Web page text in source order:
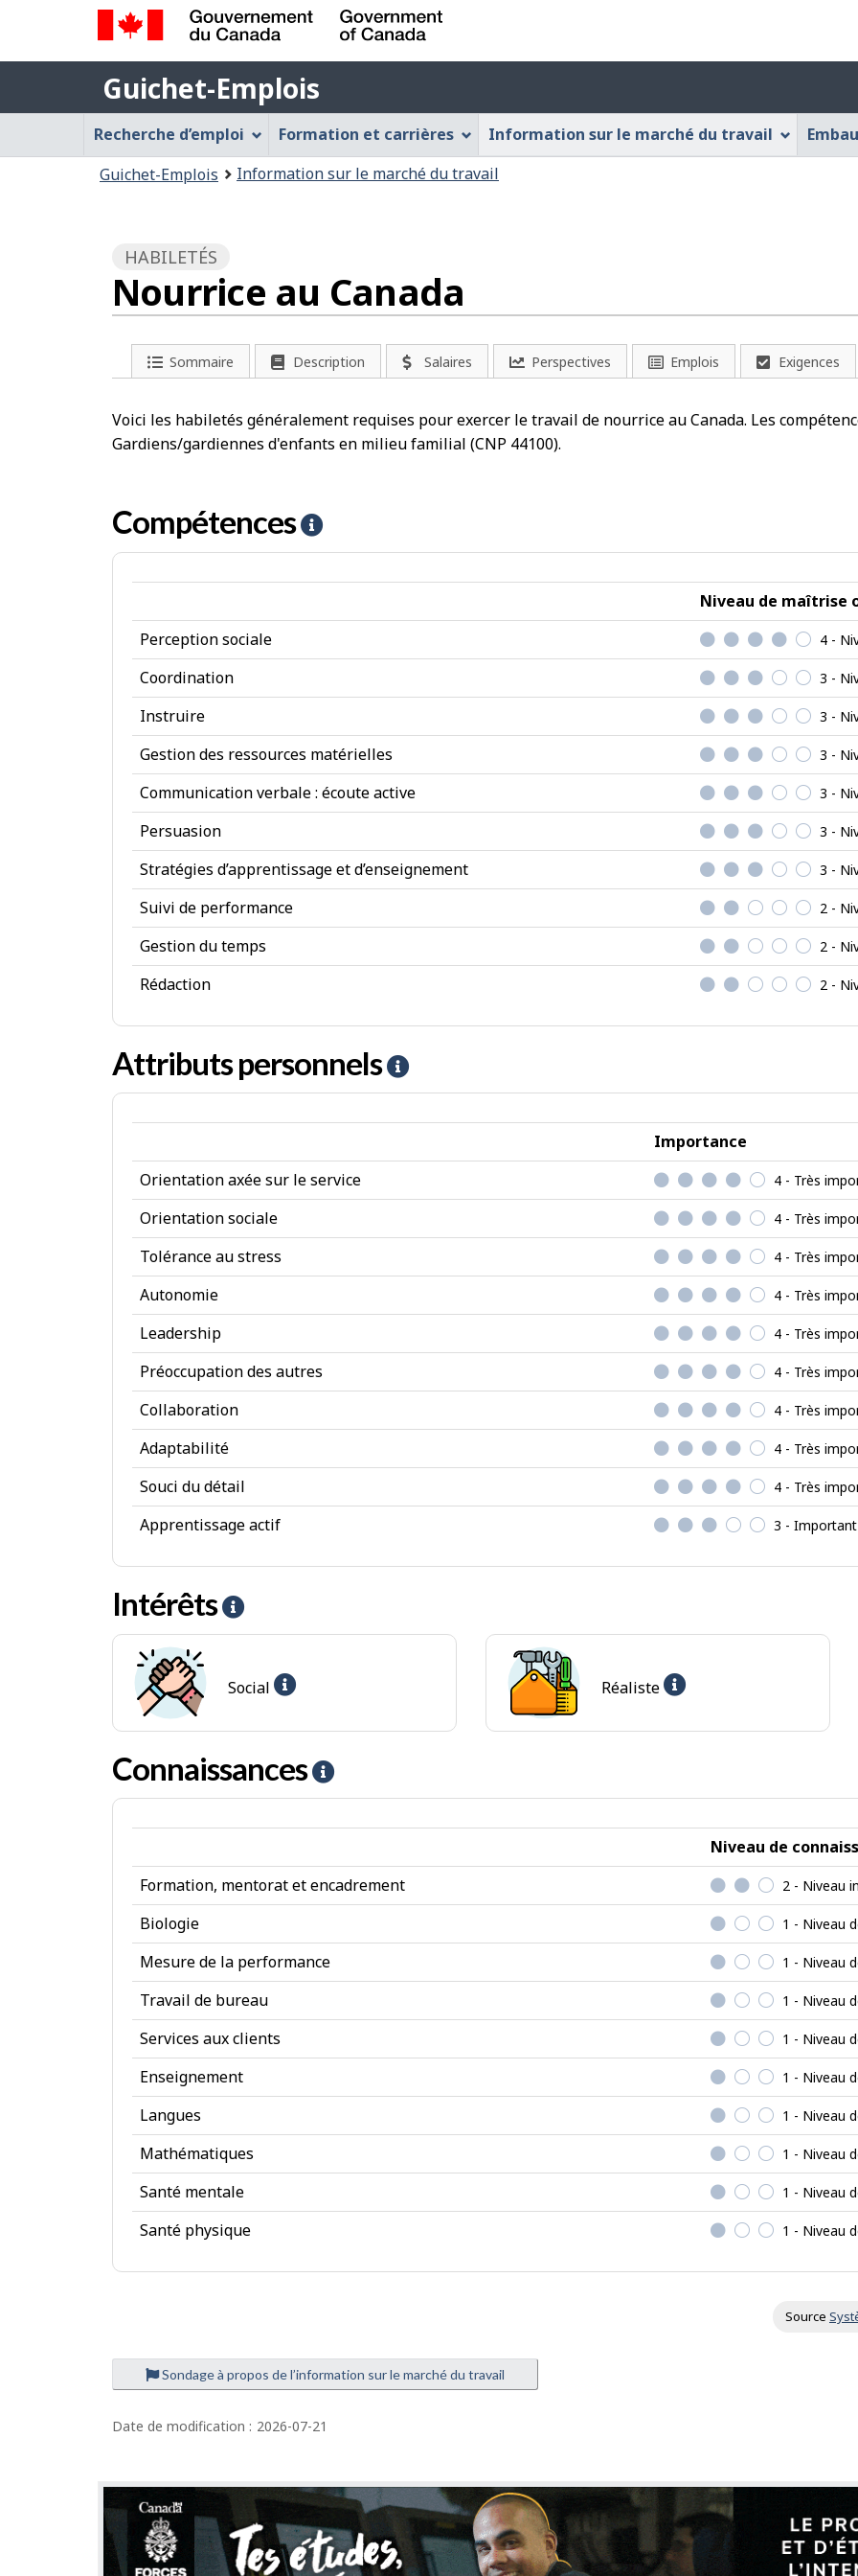
de
cette
application
HTML
simplifiée
Gouvernement
du
Canada
/
Government
of
Guichet-
Emplois
Guichet-Emplois
des
Menu
Guichet-
Emplois
Recherche d’emploi Formation et carrières Information sur le marché du travail
Guichet-Emplois Information sur le marché du travail
HABILETÉS
Nourrice au Canada
Sommaire Description Salaires Perspectives Emplois Exigences
Voici les habiletés généralement requises pour exercer le travail de nourrice au Canada. Les
Gardiens/gardiennes d'enfants en milieu familial (CNP 44100).
Compétences
i
d
e
m
p
é
e
c
e
Niveau de maîtrise
Perception sociale
4 -
Coordination 3 -
Instruire 3 -
Gestion des ressources matérielles 3 -
Communication verbale : écoute active 3 -
Persuasion 3 -
Stratégies d’apprentissage et d’enseignement 3 -
Suivi de performance 2 -
Gestion du temps 2 -
Rédaction 2 -
Attributs personnels
i
d
e
t
r
i
s
p
r
o
e
Importance
Orientation axée sur le service
4 - Très
Orientation sociale 4 - Très
Tolérance au stress 4 - Très
Autonomie 4 - Très
Leadership 4 - Très
Préoccupation des autres 4 - Très
Collaboration 4 - Très
Adaptabilité 4 - Très
Souci du détail 4 - Très
Apprentissage actif 3 - Important
Intérêts
i
e
-
I
n
t
r
t
s
Social
de
Réaliste
réaliste
Connaissances
i
d
e
-
n
n
a
a
n
e
Niveau de
Formation, mentorat et encadrement
2 - Niveau
Biologie 1 - Niveau
Mesure de la performance 1 - Niveau
Travail de bureau 1 - Niveau
Services aux clients 1 - Niveau
Enseignement 1 - Niveau
Langues 1 - Niveau
Mathématiques 1 - Niveau
Santé mentale 1 - Niveau
Santé physique 1 - Niveau
Source
Sondage à propos de l’information sur le marché du travail
D
é
i
l
s
Date de modification : 2026-07-21